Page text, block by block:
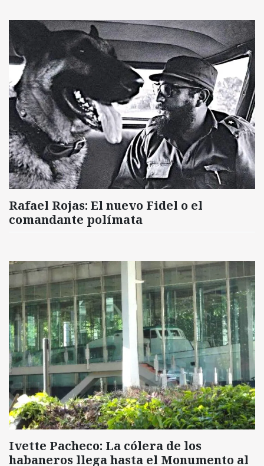
Rafael Rojas: El nuevo Fidel o el
comandante polímata
Ivette Pacheco: La cólera de los
habaneros llega hasta el Monumento al